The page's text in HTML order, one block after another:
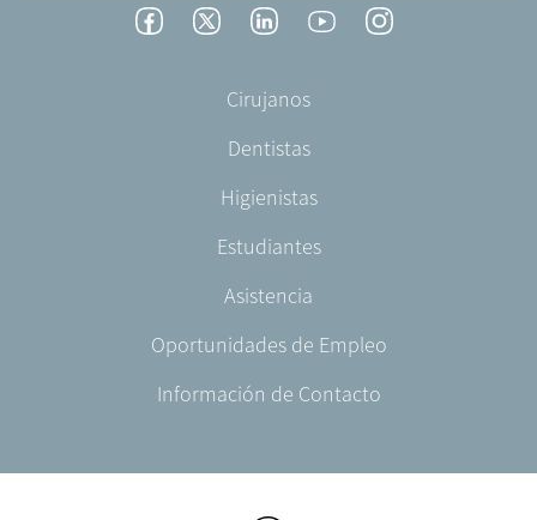
FacebookTwitterLinkedInYouTubeInstagram
Cirujanos
Dentistas
Higienistas
Estudiantes
Asistencia
Oportunidades de Empleo
Información de Contacto